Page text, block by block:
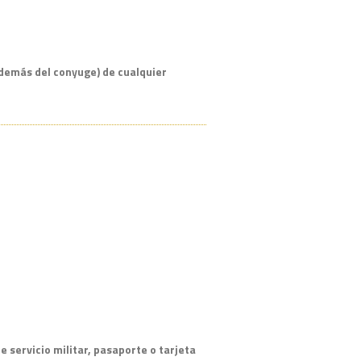
del conyuge) de cualquier
servicio militar, pasaporte o tarjeta